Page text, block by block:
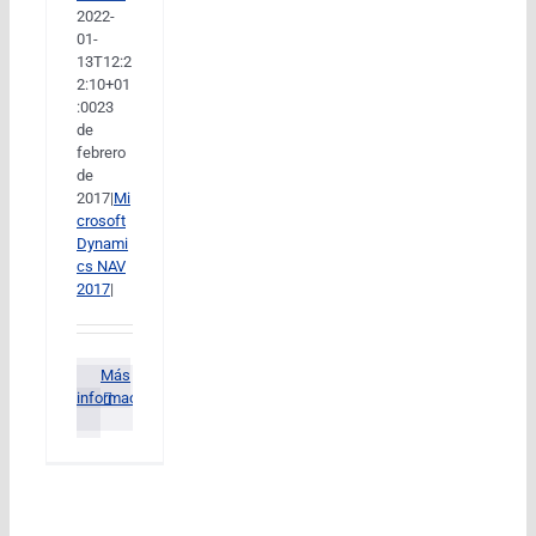
2022-
01-
13T12:2
2:10+01
:0023
de
febrero
de
2017|Mi
crosoft
Dynami
cs NAV
2017|
Más
información